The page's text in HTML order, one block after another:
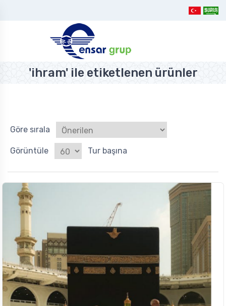
'ihram' ile etiketlenen ürünler
Göre sırala
Görüntüle Tur başına